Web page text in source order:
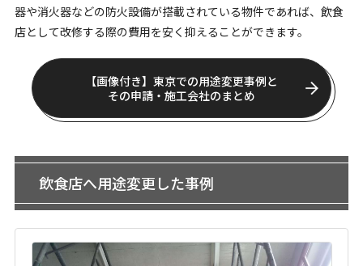
器や消火器などの防火設備が搭載されている物件であれば、飲食
店として改修する際の費用を安く抑えることができます。
【画像付き】東京での用途変更事例と
その申請・施工会社のまとめ
飲食店へ用途変更した事例